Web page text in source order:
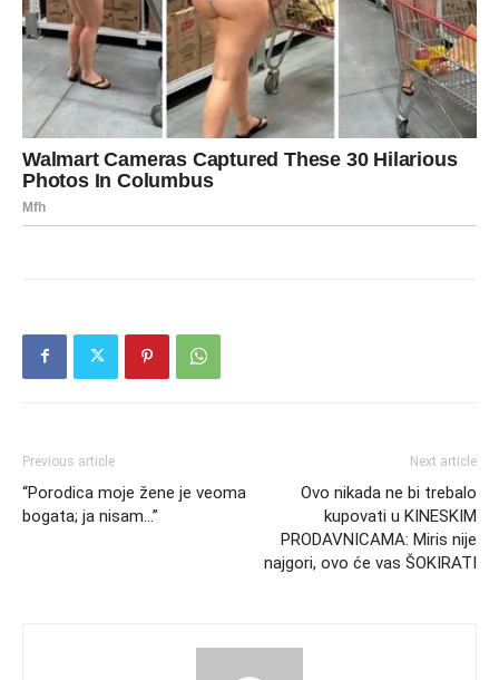
Previous article
“Porodica moje žene je veoma
bogata; ja nisam…”
Next article
Ovo nikada ne bi trebalo
kupovati u KINESKIM
PRODAVNICAMA: Miris nije
najgori, ovo će vas ŠOKIRATI